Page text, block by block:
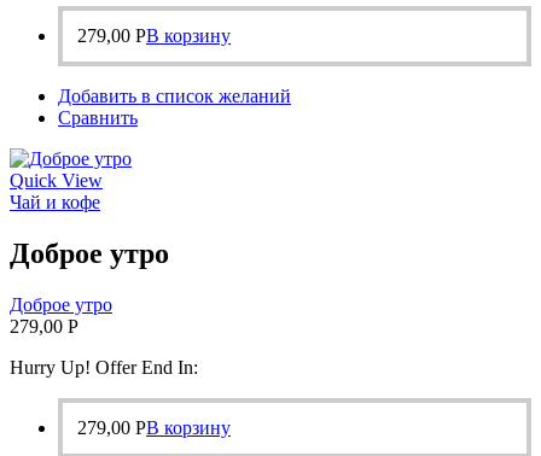
279,00 РВ корзину
Добавить в список желаний
Сравнить
Quick View
Чай и кофе
Доброе утро
Доброе утро
279,00 Р
Hurry Up! Offer End In:
279,00 РВ корзину